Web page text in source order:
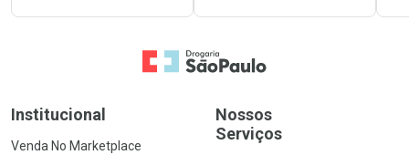
Ir para a Home
Institucional
Venda No Marketplace
Nossos
Serviços